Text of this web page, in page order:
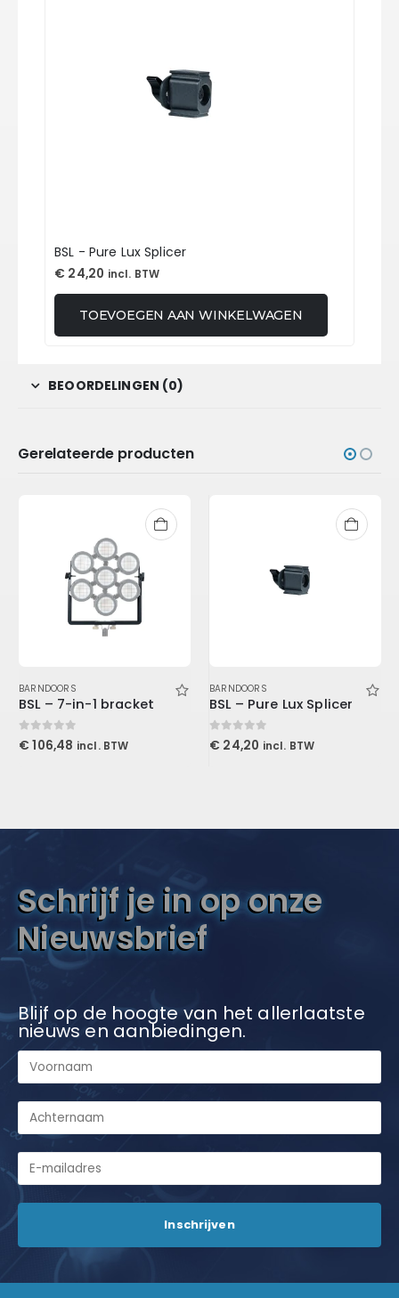
BSL - Pure Lux Splicer
€ 24,20 incl. BTW
TOEVOEGEN AAN WINKELWAGEN
BEOORDELINGEN (0)
Gerelateerde producten
BARNDOORS
BSL – 7-in-1 bracket
0out of 5
€ 106,48 incl. BTW
BARNDOORS
BSL – Pure Lux Splicer
0out of 5
€ 24,20 incl. BTW
Schrijf je in op onze
Nieuwsbrief
Blijf op de hoogte van het allerlaatste
nieuws en aanbiedingen.